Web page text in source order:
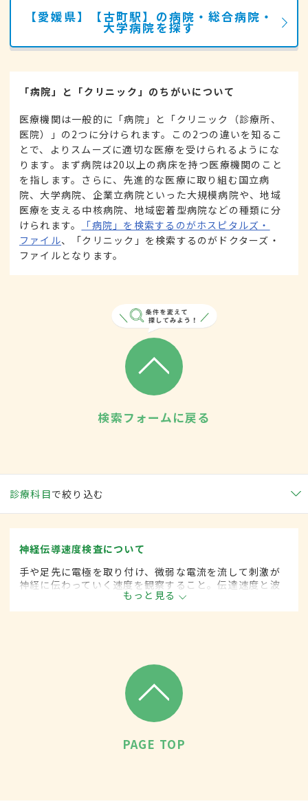
【愛媛県】【古町駅】の病院・総合病院・
大学病院を探す
「病院」と「クリニック」のちがいについて
医療機関は一般的に「病院」と「クリニック（診療所、
医院）」の2つに分けられます。この2つの違いを知るこ
とで、よりスムーズに適切な医療を受けられるようにな
ります。まず病院は20以上の病床を持つ医療機関のこと
を指します。さらに、先進的な医療に取り組む国立病
院、大学病院、企業立病院といった大規模病院や、地域
医療を支える中核病院、地域密着型病院などの種類に分
けられます。
「病院」を検索するのがホスピタルズ・
ファイル、「クリニック」を検索するのがドクターズ・
ファイルとなります。
検索フォームに戻る
診療科目で絞り込む
神経伝導速度検査について
手や足先に電極を取り付け、微弱な電流を流して刺激が
神経に伝わっていく速度を観察すること。伝達速度と波
形を観察し、神経障害のタイプを判断する。人によって
は検査中、刺激部に軽い痛みが出ることがある。
もっと見る
PAGE TOP